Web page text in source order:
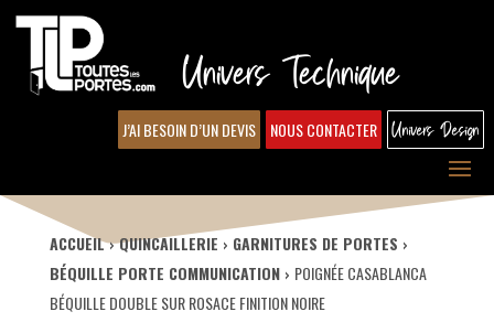
Univers Technique
J’AI BESOIN D’UN DEVIS NOUS CONTACTER Univers Design
ACCUEIL QUINCAILLERIE
GARNITURES DE PORTES
BÉQUILLE PORTE COMMUNICATION
POIGNÉE CASABLANCA
BÉQUILLE DOUBLE SUR ROSACE FINITION NOIRE